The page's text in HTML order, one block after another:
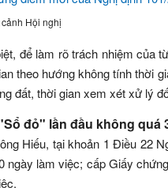
Hội nghị
để làm rõ trách nhiệm của
theo hướng không tính thời
đất, thời gian xem xét xử lý
đỏ" lần đầu không quá
Hiếu, tại khoản 1 Điều 22
ngày làm việc; cấp Giấy